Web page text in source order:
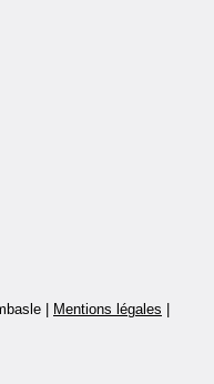
| Mentions légales